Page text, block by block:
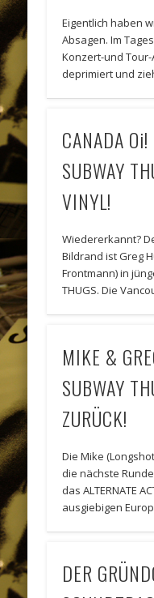
Eigentlich haben
Absagen. Im
Konzert-und
deprimiert und
CANADA Oi!
SUBWAY
VINYL!
Wiedererkannt?
Bildrand ist Greg
Frontmann) in
THUGS. Die
MIKE &
SUBWAY
ZURÜCK!
Die Mike
die nächste
das ALTERNATE
ausgiebigen
DER